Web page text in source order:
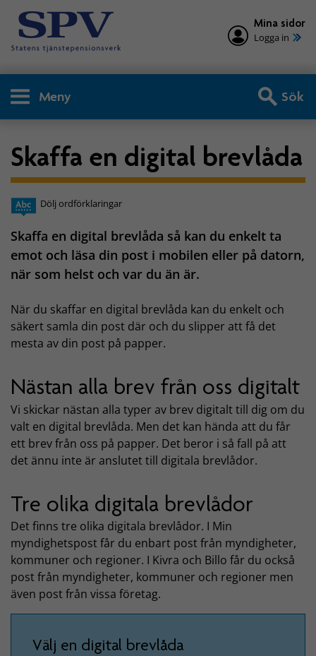
Mina sidor
Logga in
Meny Sök
Skaffa en digital brevlåda
Dölj ordförklaringar
Skaffa en digital brevlåda så kan du enkelt ta
emot och läsa din post i mobilen eller på datorn,
när som helst och var du än är.
När du skaffar en digital brevlåda kan du enkelt och
säkert samla din post där och du slipper att få det
mesta av din post på papper.
Nästan alla brev från oss digitalt
Vi skickar nästan alla typer av brev digitalt till dig om du
valt en digital brevlåda. Men det kan hända att du får
ett brev från oss på papper. Det beror i så fall på att
det ännu inte är anslutet till digitala brevlådor.
Tre olika digitala brevlådor
Det finns tre olika digitala brevlådor. I Min
myndighetspost får du enbart post från myndigheter,
kommuner och regioner. I Kivra och Billo får du också
post från myndigheter, kommuner och regioner men
även post från vissa företag.
Välj en digital brevlåda